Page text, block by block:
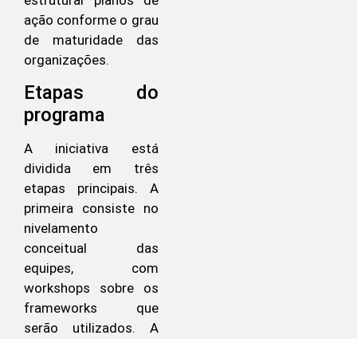
ação conforme o grau
de maturidade das
organizações.
Etapas do
programa
A iniciativa está
dividida em três
etapas principais. A
primeira consiste no
nivelamento
conceitual das
equipes, com
workshops sobre os
frameworks que
serão utilizados. A